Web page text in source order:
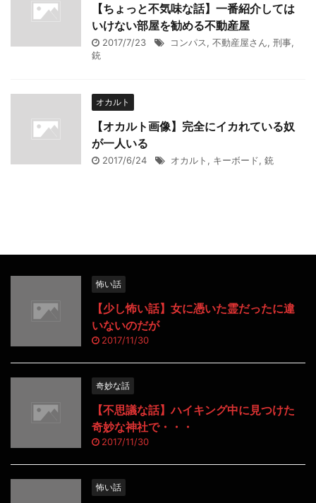
【ちょっと不気味な話】一番紹介しては
いけない部屋を勧める不動産屋
2017/7/23 コンパス, 不動産屋さん, 刑事,
銃
オカルト
【オカルト画像】完全にイカれている奴
が一人いる
2017/6/24 オカルト , キーボード, 銃
怖い話
【少し怖い話】女に憑いた霊だったに違
いないのだが
2017/11/30
奇妙な話
【不思議な話】ハイキング中に見つけた
奇妙な神社で・・・
2017/11/30
怖い話